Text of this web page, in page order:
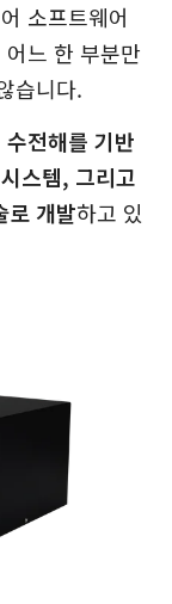
소프트웨어
느 한 부분만
습니다.
전해를 기반
스템, 그리고
로 개발하고 있